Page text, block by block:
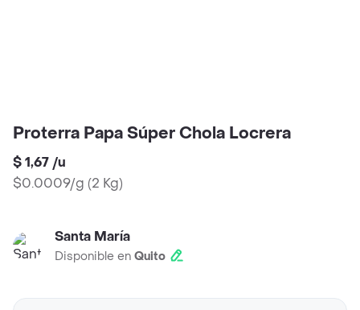
Proterra Papa Súper Chola Locrera
$ 1,67 /u
$0.0009/g (2 Kg)
Santa María
Disponible en Quito